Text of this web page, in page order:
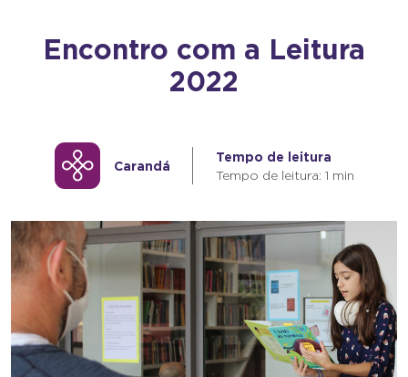
Encontro com a Leitura
2022
Carandá
Tempo de leitura
Tempo de leitura: 1 min